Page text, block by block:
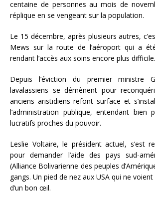
centaine de personnes au mois de
réplique en se vengeant sur la population.
Le 15 décembre, après plusieurs autres,
Mews sur la route de l’aéroport qui a
rendant l’accès aux soins encore plus difficile.
Depuis l’éviction du premier ministre
lavalassiens se démènent pour
anciens aristidiens refont surface et
l’administration publique, entendant bien
lucratifs proches du pouvoir.
Leslie Voltaire, le président actuel, s’est
pour demander l’aide des pays sud-
(Alliance Bolivarienne des peuples
gangs. Un pied de nez aux USA qui ne
d’un bon œil.